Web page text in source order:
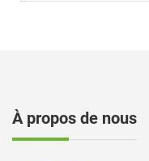
À propos de nous